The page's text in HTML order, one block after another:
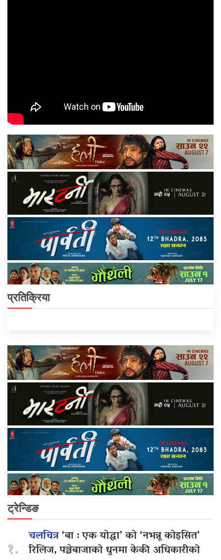
प्रतिक्रिया
ट्रेन्डिङ
१.
चलचित्र‘बा : एक योद्धा’ को ‘नभन्नू कोइसित’
रिलिज, पञ्चेबाजाको धुनमा केकी अधिकारीको